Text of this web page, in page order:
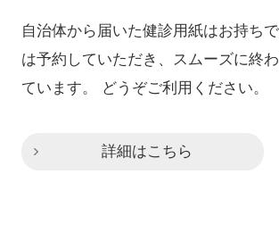
自治体から届いた健診用紙はお持ち
は予約していただき、スムーズに終
ています。 どうぞご利用ください。
詳細はこちら